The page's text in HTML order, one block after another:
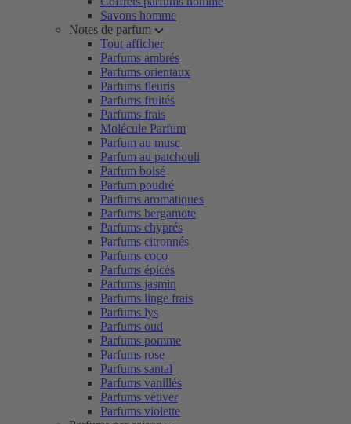
Savons homme
Notes de parfum
Tout afficher
Parfums ambrés
Parfums orientaux
Parfums fleuris
Parfums fruités
Parfums frais
Molécule Parfum
Parfum au musc
Parfum au patchouli
Parfum boisé
Parfum poudré
Parfums aromatiques
Parfums bergamote
Parfums chyprés
Parfums citronnés
Parfums coco
Parfums épicés
Parfums jasmin
Parfums linge frais
Parfums lys
Parfums oud
Parfums pomme
Parfums rose
Parfums santal
Parfums vanillés
Parfums vétiver
Parfums violette